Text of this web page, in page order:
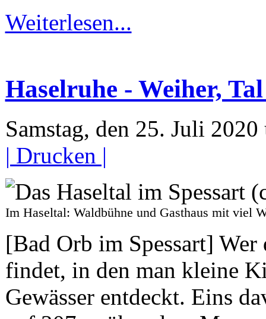
Weiterlesen...
Haselruhe - Weiher,
Samstag, den 25. Juli
| Drucken |
Im Haseltal: Waldbühne und Gasthaus mit viel
[Bad Orb im Spessart]
findet, in den man kleine
Gewässer entdeckt. Eins